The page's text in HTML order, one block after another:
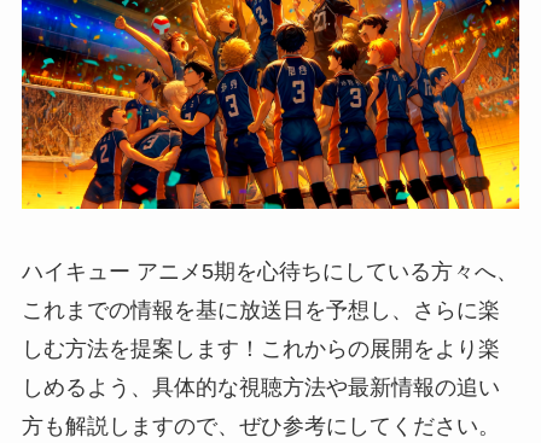
ハイキュー アニメ5期を心待ちにしている方々へ、
これまでの情報を基に放送日を予想し、さらに楽
しむ方法を提案します！これからの展開をより楽
しめるよう、具体的な視聴方法や最新情報の追い
方も解説しますので、ぜひ参考にしてください。